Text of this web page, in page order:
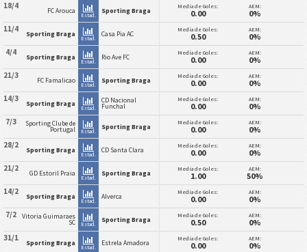
18/4 FC Arouca
Estad.
Sporting Braga Media de Goles:
0.00
AEM:
0%
11/4 Sporting Braga
Estad.
Casa Pia AC Media de Goles:
0.50
AEM:
0%
4/4 Sporting Braga
Estad.
Rio Ave FC Media de Goles:
0.00
AEM:
0%
21/3 FC Famalicao
Estad.
Sporting Braga Media de Goles:
0.00
AEM:
0%
14/3 Sporting Braga
Estad.
CD Nacional
Funchal
Media de Goles:
0.00
AEM:
0%
7/3 Sporting Clube de
Portugal Estad.
Sporting Braga Media de Goles:
0.00
AEM:
0%
28/2 Sporting Braga
Estad.
CD Santa Clara Media de Goles:
0.00
AEM:
0%
21/2 GD Estoril Praia
Estad.
Sporting Braga Media de Goles:
1.00
AEM:
50%
14/2 Sporting Braga
Estad.
Alverca Media de Goles:
0.00
AEM:
0%
7/2 Vitoria Guimaraes
SC Estad.
Sporting Braga Media de Goles:
0.50
AEM:
0%
31/1 Sporting Braga
Estad.
Estrela Amadora Media de Goles:
0.00
AEM:
0%